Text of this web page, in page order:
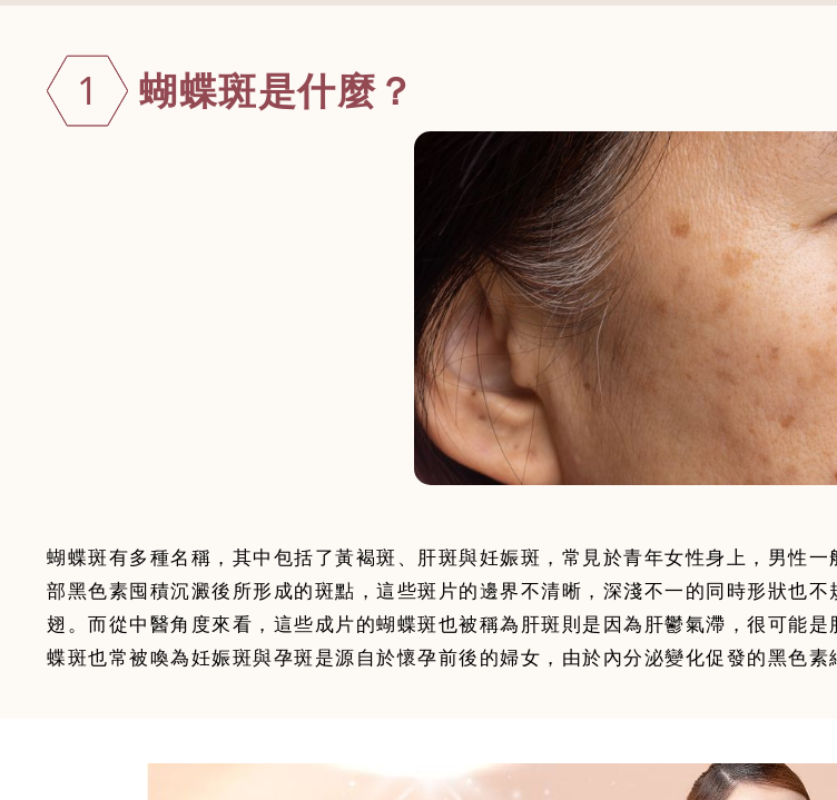
1 蝴蝶斑是什麼？
蝴蝶斑有多種名稱，其中包括了黃褐斑、肝斑與妊娠斑，常見於青年女性身上，男性
部黑色素囤積沉澱後所形成的斑點，這些斑片的邊界不清晰，深淺不一的同時形狀也
翅。而從中醫角度來看，這些成片的蝴蝶斑也被稱為肝斑則是因為肝鬱氣滯，很可能
蝶斑也常被喚為妊娠斑與孕斑是源自於懷孕前後的婦女，由於內分泌變化促發的黑色素